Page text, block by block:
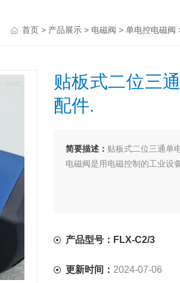
首页 > 产品展示 > 电磁阀 > 单电控电磁阀
贴板式二位三
配件.
简要描述： 贴板式二位三通单
电磁阀是用电磁控制的工业设
产品型号：FLX-C2/3
更新时间： 2024-07-06